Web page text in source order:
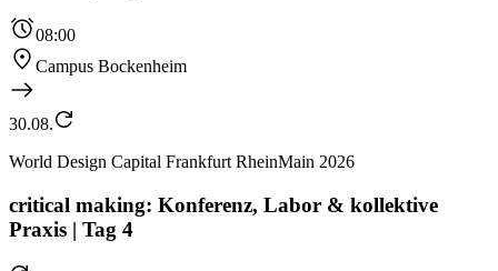
08:00
Campus Bockenheim
30.08.
World Design Capital Frankfurt RheinMain 2026
critical making: Konferenz, Labor & kollektive
Praxis | Tag 4